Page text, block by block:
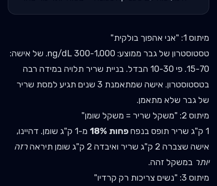
מיתוס 1: "אני אהפוך בולקית"
טסטוסטרון של גבר ממוצע: 300-1,000 ng/dL. של אישה:
15-70. פי 10-30 הבדל. בניית שריר תלויה במידה רבה
בטסטוסטרון. אישה שמתאמנת 3 שנים תגיע למסת שריר
של גבר שלא מתאמן.
מיתוס 2: "משקל שריר = משקל שומן"
1 ק"ג שריר תופס בנפח
פחות 18%
מ-1 ק"ג שומן. דהיינו,
אישה שצברה 2 ק"ג שריר ואיבדה 2 ק"ג שומן תיראה
רזה
יותר במשקל זהה.
מיתוס 3: "נשים צריכות רק קרדיו"